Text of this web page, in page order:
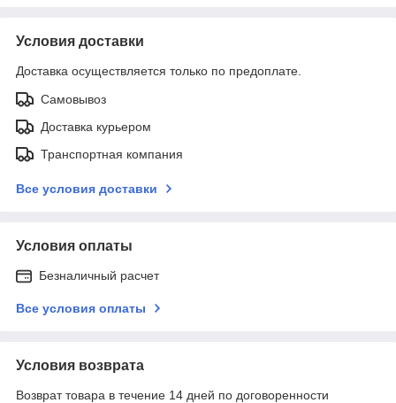
Условия доставки
Доставка осуществляется только по предоплате.
Самовывоз
Доставка курьером
Транспортная компания
Все условия доставки
Условия оплаты
Безналичный расчет
Все условия оплаты
Условия возврата
Возврат товара в течение 14 дней по договоренности